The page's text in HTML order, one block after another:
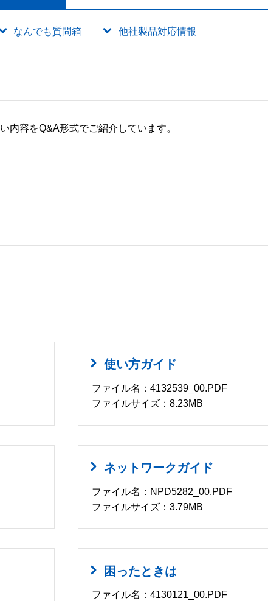
なんでも質問箱 他社製品対応情報
内容をQ&A形式でご紹介しています。
使い方ガイド
ファイル名：4132539_00.PDF
ファイルサイズ：8.23MB
ネットワークガイド
ファイル名：NPD5282_00.PDF
ファイルサイズ：3.79MB
困ったときは
ファイル名：4130121_00.PDF